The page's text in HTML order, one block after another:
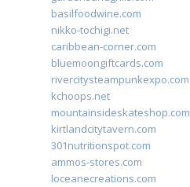
basilfoodwine.com
nikko-tochigi.net
caribbean-corner.com
bluemoongiftcards.com
rivercitysteampunkexpo.com
kchoops.net
mountainsideskateshop.com
kirtlandcitytavern.com
301nutritionspot.com
ammos-stores.com
loceanecreations.com